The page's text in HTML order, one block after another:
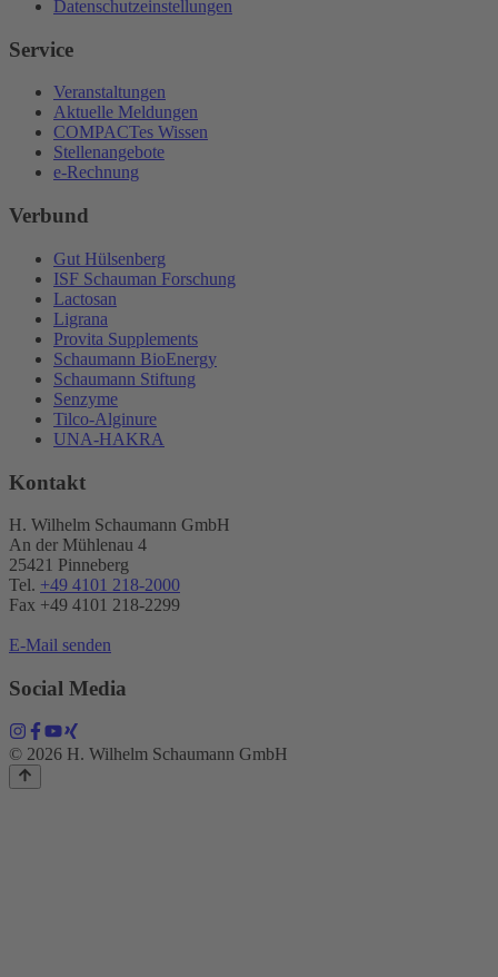
Datenschutzeinstellungen
Service
Veranstaltungen
Aktuelle Meldungen
COMPACTes Wissen
Stellenangebote
e-Rechnung
Verbund
Gut Hülsenberg
ISF Schauman Forschung
Lactosan
Ligrana
Provita Supplements
Schaumann BioEnergy
Schaumann Stiftung
Senzyme
Tilco-Alginure
UNA-HAKRA
Kontakt
H. Wilhelm Schaumann GmbH
An der Mühlenau 4
25421 Pinneberg
Tel. +49 4101 218-2000
Fax +49 4101 218​-2299
E-Mail senden
Social Media
© 2026 H. Wilhelm Schaumann GmbH